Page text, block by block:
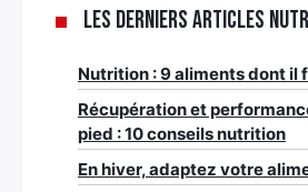
Les derniers articles
Nutrition : 9 aliments dont il
Récupération et
pied : 10 conseils nutrition
En hiver, adaptez votre